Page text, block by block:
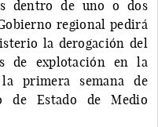
dentro de uno o dos
regional pedirá
la derogación del
de explotación en la
primera semana de
de Estado de Medio